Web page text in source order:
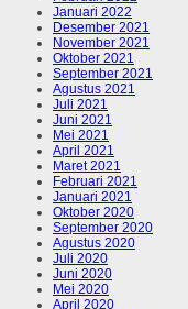
Januari 2022
Desember 2021
November 2021
Oktober 2021
September 2021
Agustus 2021
Juli 2021
Juni 2021
Mei 2021
April 2021
Maret 2021
Februari 2021
Januari 2021
Oktober 2020
September 2020
Agustus 2020
Juli 2020
Juni 2020
Mei 2020
April 2020